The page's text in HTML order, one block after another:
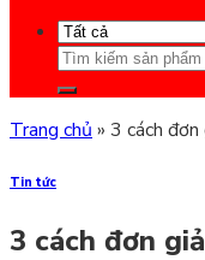
Search
for:
Trang chủ » 3 cách
Tin tức
3 cách đơn